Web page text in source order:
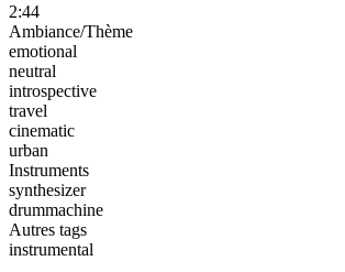
2:44
Ambiance/Thème
emotional
neutral
introspective
travel
cinematic
urban
Instruments
synthesizer
drummachine
Autres tags
instrumental